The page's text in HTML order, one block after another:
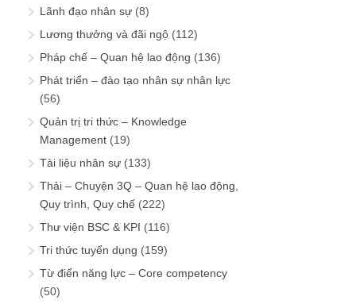
Lãnh đạo nhân sự (8)
Lương thưởng và đãi ngộ (112)
Pháp chế – Quan hệ lao động (136)
Phát triển – đào tạo nhân sự nhân lực
(56)
Quản trị tri thức – Knowledge
Management (19)
Tài liệu nhân sự (133)
Thải – Chuyện 3Q – Quan hệ lao động,
Quy trình, Quy chế (222)
Thư viện BSC & KPI (116)
Tri thức tuyển dụng (159)
Từ điển năng lực – Core competency
(50)